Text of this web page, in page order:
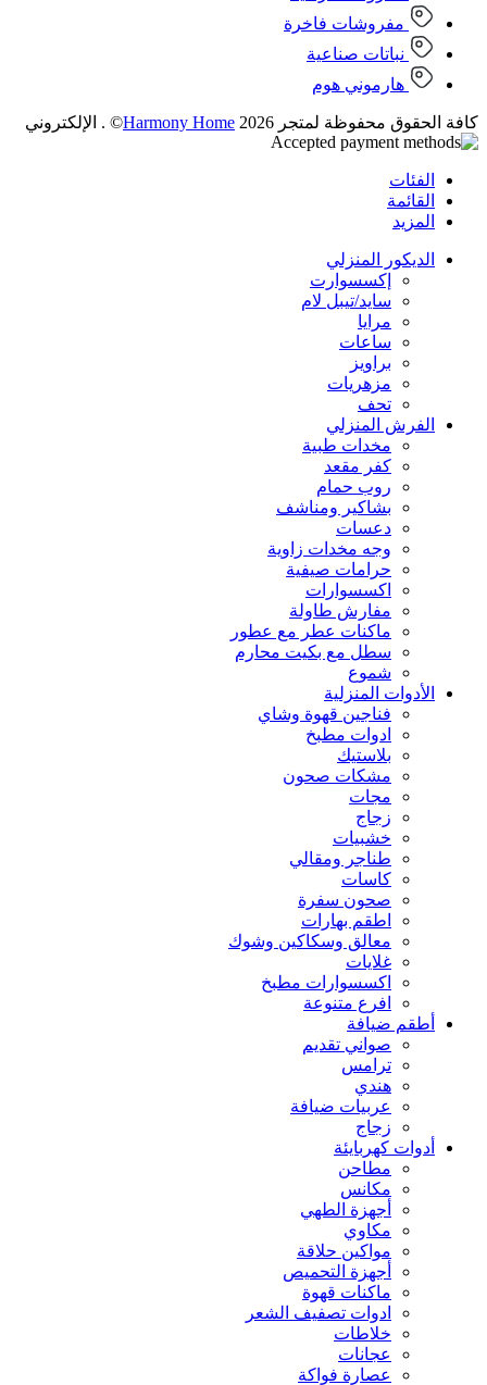
مفروشات فاخرة
نباتات صناعية
هارموني هوم
كافة الحقوق محفوظة لمتجر 2026 Harmony Home© . الإلكتروني
الفئات
القائمة
المزيد
الديكور المنزلي
إكسسوارت
سايد/تيبل لام
مرايا
ساعات
براويز
مزهريات
تحف
الفرش المنزلي
مخدات طبية
كفر مقعد
روب حمام
بشاكير ومناشف
دعسات
وجه مخدات زاوية
حرامات صيفية
اكسسوارات
مفارش طاولة
ماكنات عطر مع عطور
سطل مع بكيت محارم
شموع
الأدوات المنزلية
فناجين قهوة وشاي
ادوات مطبخ
بلاستيك
مشكات صحون
مجات
زجاج
خشبيات
طناجر ومقالي
كاسات
صحون سفرة
اطقم بهارات
معالق وسكاكين وشوك
غلايات
اكسسوارات مطبخ
افرع متنوعة
أطقم ضيافة
صواني تقديم
ترامس
هندي
عربيات ضيافة
زجاج
أدوات كهربايئة
مطاحن
مكانس
أجهزة الطهي
مكاوي
مواكين حلاقة
أجهزة التحميص
ماكنات قهوة
ادوات تصفيف الشعر
خلاطات
عجانات
عصارة فواكة